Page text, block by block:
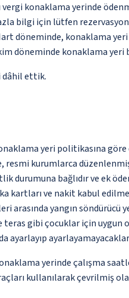
vergi konaklama yerinde
bilgi için lütfen
döneminde, konaklama yeri
döneminde konaklama yeri
dâhil ettik.
yeri politikasına
kurumlarca
durumuna bağlıdır ve ek
kartları ve nakit kabul
arasında yangın söndürücü
gibi çocuklar için uygun
ayarlayıp
yerinde çalışma
kullanılarak çevrilmiş